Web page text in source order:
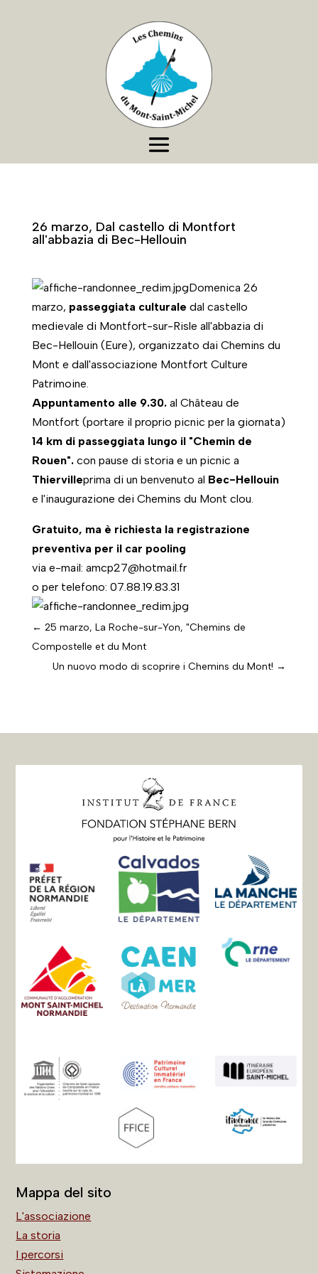
26 marzo, Dal castello di Montfort
all'abbazia di Bec-Hellouin
Domenica 26
marzo, passeggiata culturale dal castello
medievale di Montfort-sur-Risle all'abbazia di
Bec-Hellouin (Eure), organizzato dai Chemins du
Mont e dall'associazione Montfort Culture
Patrimoine.
Appuntamento alle 9.30.al Château de
Montfort (portare il proprio picnic per la giornata)
14 km di passeggiata lungo il "Chemin de
Rouen".con pause di storia e un picnic a
Thiervilleprima di un benvenuto al Bec-Hellouin
e l'inaugurazione dei Chemins du Mont clou.
Gratuito, ma è richiesta la registrazione
preventiva per il car pooling
via e-mail: amcp27@hotmail.fr
o per telefono: 07.88.19.83.31
← 25 marzo, La Roche-sur-Yon, "Chemins de
Compostelle et du Mont
Un nuovo modo di scoprire i Chemins du Mont! →
Mappa del sito
L'associazione
La storia
I percorsi